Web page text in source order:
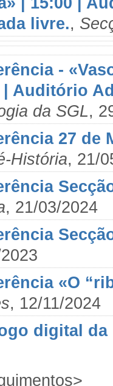
livre.,
-
Auditório
da SGL,
27 de
História, 21/
, 21/03/2024
«O
, 12/11/2024
digital